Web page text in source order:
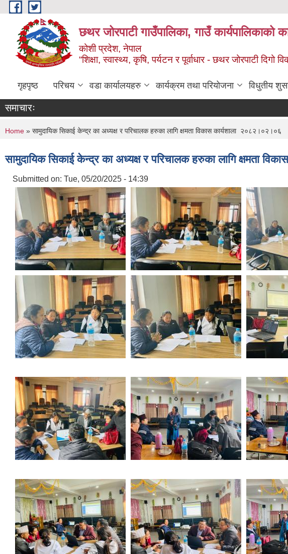
Skip to main content
छथर जोरपाटी गाउँपालिका, गाउँ कार्यपालिकाको
कोशी प्रदेश, नेपाल
“शिक्षा, स्वास्थ्य, कृषि, पर्यटन र पूर्वाधार - छथर जोरपाटी दिगो
गृहपृष्ठ परिचय वडा कार्यालयहरु कार्यक्रम तथा परियोजना विधुतीय
समाचारः
You are here
Home » सामुदायिक सिकाई केन्द्र का अध्यक्ष र परिचालक हरुका लागि क्षमता विकास कार्यशाला २०८२।०२।०६
सामुदायिक सिकाई केन्द्र का अध्यक्ष र परिचालक हरुका लागि क्षमता
Submitted on: Tue, 05/20/2025 - 14:39